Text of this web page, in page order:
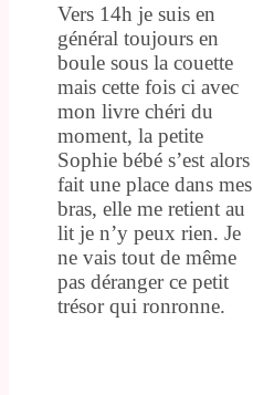
Vers 14h je suis en
général toujours en
boule sous la couette
mais cette fois ci avec
mon livre chéri du
moment, la petite
Sophie bébé s’est alors
fait une place dans mes
bras, elle me retient au
lit je n’y peux rien. Je
ne vais tout de même
pas déranger ce petit
trésor qui ronronne.